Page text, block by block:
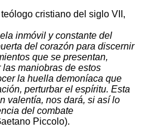
cristiano del siglo VII,
inmóvil y constante del
del corazón para discernir
que se presentan,
maniobras de estos
la huella demoníaca que
perturbar el espíritu. Esta
valentía, nos dará, si así lo
del combate
Piccolo).